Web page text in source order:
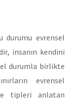
durumu evrensel
insanın kendini
durumla birlikte
evrensel
tipleri anlatan